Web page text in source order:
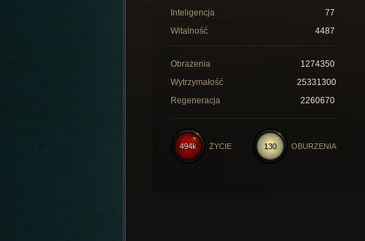
Inteligencja
77
Witalność
4487
Obrażenia
1274350
Wytrzymałość
25331300
Regeneracja
2260670
130 OBURZENIA
494k ŻYCIE